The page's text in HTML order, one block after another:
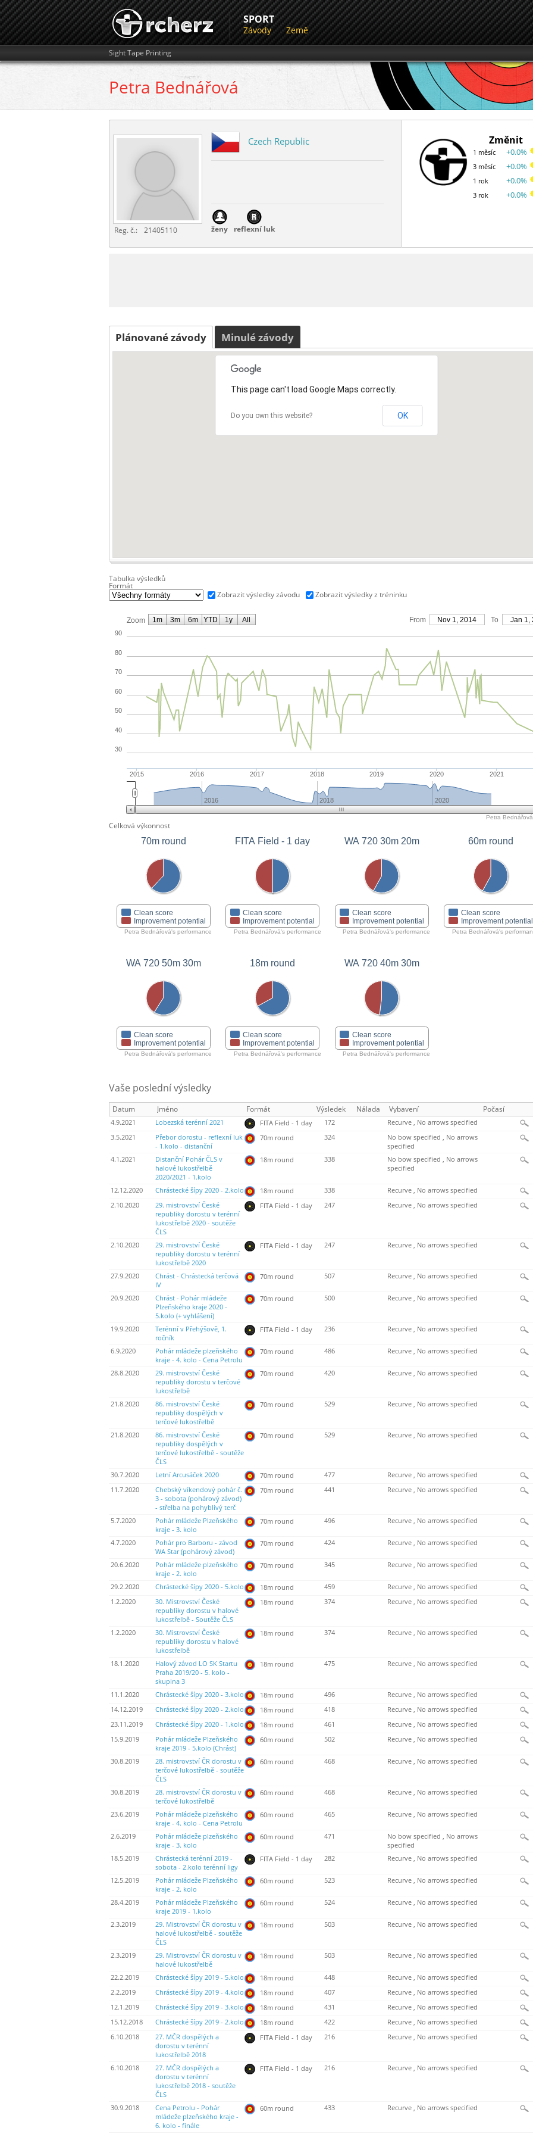
SPORT
Závody Země
Sight Tape Printing
Petra Bednářová
Reg. č.: 21405110
Czech Republic
ženy reflexní luk
Změnit
1 měsíc
3 měsíc
1 rok
3 rok
+0.0%
+0.0%
+0.0%
+0.0%
Plánované závody Minulé závody
This page can't load Google Maps correctly.
Do you own this website? OK
Tabulka výsledků
Formát
Zobrazit výsledky závodu
Zobrazit výsledky z tréninku
Zoom From Nov 1, 2014 To Jan 1,
2015 2016 2017 2018 2019 2020 2021
30
40
50
60
70
80
90
2016 2018 2020
1m 3m 6m YTD 1y All
Petra
Celková výkonnost
70m round
Clean score
Improvement potential
Petra Bednářová's performance
FITA Field - 1 day
Clean score
Improvement potential
Petra Bednářová's performance
WA 720 30m 20m
Clean score
Improvement potential
Petra Bednářová's performance
60m round
Clean score
Improvement potential
Petra Bednářová's
WA 720 50m 30m
Clean score
Improvement potential
Petra Bednářová's performance
18m round
Clean score
Improvement potential
Petra Bednářová's performance
WA 720 40m 30m
Clean score
Improvement potential
Petra Bednářová's performance
Vaše poslední výsledky
Datum Jméno Formát Výsledek Nálada Vybavení Počasí
4.9.2021 Lobezská terénní 2021 FITA Field - 1 day 172
Recurve , No arrows specified
3.5.2021
Přebor dorostu - reflexní luk
- 1.kolo - distanční
70m round 324
No bow specified , No arrows
specified
4.1.2021
Distanční Pohár ČLS v
halové lukostřelbě
2020/2021 - 1.kolo
18m round 338
No bow specified , No arrows
specified
12.12.2020 Chrástecké šípy 2020 - 2.kolo 18m round 338
Recurve , No arrows specified
2.10.2020
29. mistrovství České
republiky dorostu v terénní
lukostřelbě 2020 - soutěže
ČLS
FITA Field - 1 day 247 Recurve , No arrows specified
2.10.2020
29. mistrovství České
republiky dorostu v terénní
lukostřelbě 2020
FITA Field - 1 day 247 Recurve , No arrows specified
27.9.2020
Chrást - Chrástecká terčová
IV
70m round 507 Recurve , No arrows specified
20.9.2020
Chrást - Pohár mládeže
Plzeňského kraje 2020 -
5.kolo (+ vyhlášení)
70m round 500 Recurve , No arrows specified
19.9.2020
Terénní v Přehýšově, 1.
ročník
FITA Field - 1 day 236 Recurve , No arrows specified
6.9.2020
Pohár mládeže plzeňského
kraje - 4. kolo - Cena Petrolu
70m round 486 Recurve , No arrows specified
28.8.2020
29. mistrovství České
republiky dorostu v terčové
lukostřelbě
70m round 420 Recurve , No arrows specified
21.8.2020
86. mistrovství České
republiky dospělých v
terčové lukostřelbě
70m round 529 Recurve , No arrows specified
21.8.2020
86. mistrovství České
republiky dospělých v
terčové lukostřelbě - soutěže
ČLS
70m round 529 Recurve , No arrows specified
30.7.2020 Letní Arcusáček 2020 70m round 477
Recurve , No arrows specified
11.7.2020
Chebský víkendový pohár č.
3 - sobota (pohárový závod)
- střelba na pohyblivý terč
70m round 441 Recurve , No arrows specified
5.7.2020
Pohár mládeže Plzeňského
kraje - 3. kolo
70m round 496 Recurve , No arrows specified
4.7.2020
Pohár pro Barboru - závod
WA Star (pohárový závod)
70m round 424 Recurve , No arrows specified
20.6.2020
Pohár mládeže plzeňského
kraje - 2. kolo
70m round 345 Recurve , No arrows specified
29.2.2020 Chrástecké šípy 2020 - 5.kolo 18m round 459
Recurve , No arrows specified
1.2.2020
30. Mistrovství České
republiky dorostu v halové
lukostřelbě - Soutěže ČLS
18m round 374 Recurve , No arrows specified
1.2.2020
30. Mistrovství České
republiky dorostu v halové
lukostřelbě
18m round 374 Recurve , No arrows specified
18.1.2020
Halový závod LO SK Startu
Praha 2019/20 - 5. kolo -
skupina 3
18m round 475 Recurve , No arrows specified
11.1.2020 Chrástecké šípy 2020 - 3.kolo 18m round 496
Recurve , No arrows specified
14.12.2019
Chrástecké šípy 2020 - 2.kolo 18m round 418
Recurve , No arrows specified
23.11.2019
Chrástecké šípy 2020 - 1.kolo 18m round 461
Recurve , No arrows specified
15.9.2019
Pohár mládeže Plzeňského
kraje 2019 - 5.kolo (Chrást)
60m round 502 Recurve , No arrows specified
30.8.2019
28. mistrovství ČR dorostu v
terčové lukostřelbě - soutěže
ČLS
60m round 468 Recurve , No arrows specified
30.8.2019
28. mistrovství ČR dorostu v
terčové lukostřelbě
60m round 468 Recurve , No arrows specified
23.6.2019
Pohár mládeže plzeňského
kraje - 4. kolo - Cena Petrolu
60m round 465 Recurve , No arrows specified
2.6.2019
Pohár mládeže plzeňského
kraje - 3. kolo
60m round 471
No bow specified , No arrows
specified
18.5.2019
Chrástecká terénní 2019 -
sobota - 2.kolo terénní ligy
FITA Field - 1 day 282 Recurve , No arrows specified
12.5.2019
Pohár mládeže Plzeňského
kraje - 2. kolo
60m round 523 Recurve , No arrows specified
28.4.2019
Pohár mládeže Plzeňského
kraje 2019 - 1.kolo
60m round 524 Recurve , No arrows specified
2.3.2019
29. Mistrovství ČR dorostu v
halové lukostřelbě - soutěže
ČLS
18m round 503 Recurve , No arrows specified
2.3.2019
29. Mistrovství ČR dorostu v
halové lukostřelbě
18m round 503 Recurve , No arrows specified
22.2.2019 Chrástecké šípy 2019 - 5.kolo 18m round 448
Recurve , No arrows specified
2.2.2019
Chrástecké šípy 2019 - 4.kolo 18m round 407
Recurve , No arrows specified
12.1.2019
Chrástecké šípy 2019 - 3.kolo 18m round 431
Recurve , No arrows specified
15.12.2018
Chrástecké šípy 2019 - 2.kolo 18m round 422
Recurve , No arrows specified
6.10.2018
27. MČR dospělých a
dorostu v terénní
lukostřelbě 2018
FITA Field - 1 day 216 Recurve , No arrows specified
6.10.2018
27. MČR dospělých a
dorostu v terénní
lukostřelbě 2018 - soutěže
ČLS
FITA Field - 1 day 216 Recurve , No arrows specified
30.9.2018
Cena Petrolu - Pohár
mládeže plzeňského kraje -
6. kolo - finále
60m round 433 Recurve , No arrows specified